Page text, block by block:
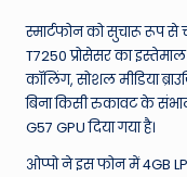
स्मार्टफोन को सुचारू रूप
T7250 प्रोसेसर का इस्तेमाल
कॉलिंग, सोशल मीडिया
बिना किसी रुकावट के
G57 GPU दिया गया है।
ओप्पो ने इस फोन में 4GB